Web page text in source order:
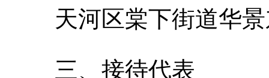
天河区棠下街道华
三、接待代表